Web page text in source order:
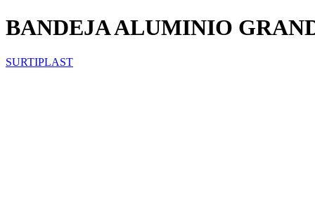
BANDEJA ALUMINIO
SURTIPLAST